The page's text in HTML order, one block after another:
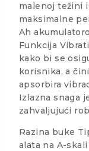
malenoj težini
maksimalne
Ah
Funkcija
kako bi se
korisnika, a
apsorbira
Izlazna snaga
zahvaljujući
Razina buke
alata na A-